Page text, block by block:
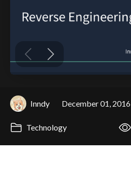
Inndy December 01, 2016
Technology